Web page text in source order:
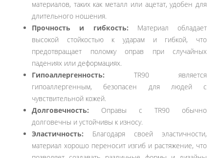
материалов, таких как металл или ацетат, удобен для
длительного ношения.
Прочность и гибкость: Материал обладает
высокой стойкостью к ударам и гибкой, что
предотвращает поломку оправ при случайных
падениях или деформациях.
Гипоаллергенность: TR90 является
гипоаллергенным, безопасен для людей с
чувствительной кожей.
Долговечность: Оправы с TR90 обычно
долговечны и устойчивы к износу.
Эластичность: Благодаря своей эластичности,
материал хорошо переносит изгиб и растяжение, что